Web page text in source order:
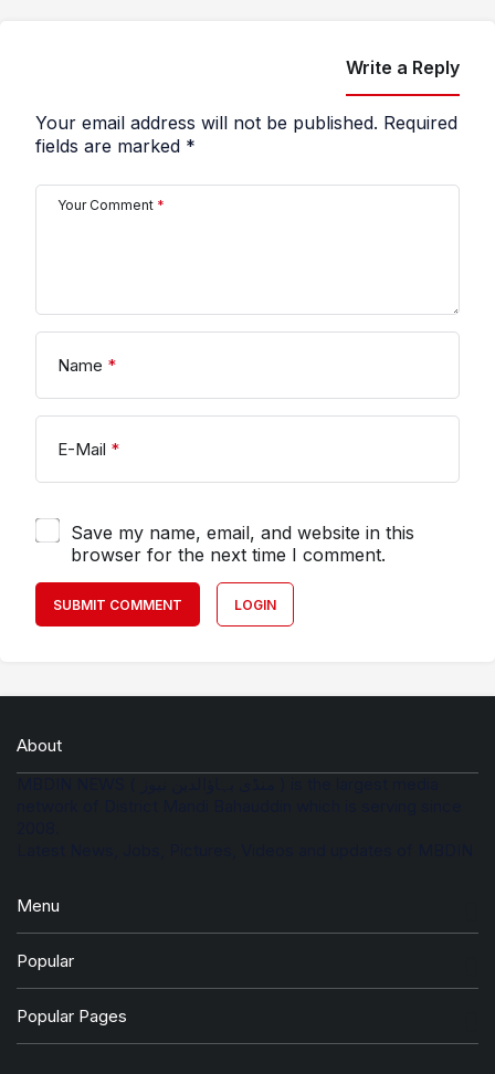
Write a Reply
Your email address will not be published. Required
fields are marked *
Your Comment *
Name *
E-Mail *
Save my name, email, and website in this
browser for the next time I comment.
SUBMIT COMMENT LOGIN
About
Menu
Popular
Popular Pages